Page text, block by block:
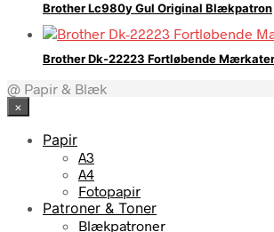
Brother Lc980y Gul Original Blækpatron
Brother Dk-22223 Fortløbende
@ Papir & Blæk
×
Papir
A3
A4
Fotopapir
Patroner & Toner
Blækpatroner